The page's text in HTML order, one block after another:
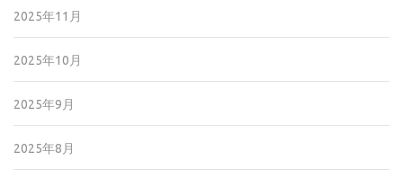
2025年11月
2025年10月
2025年9月
2025年8月